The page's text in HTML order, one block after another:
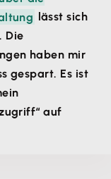
lässt sich
Die
haben mir
gespart. Es ist
auf